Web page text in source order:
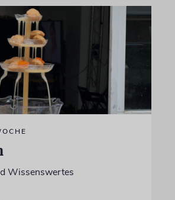
Wissenswertes